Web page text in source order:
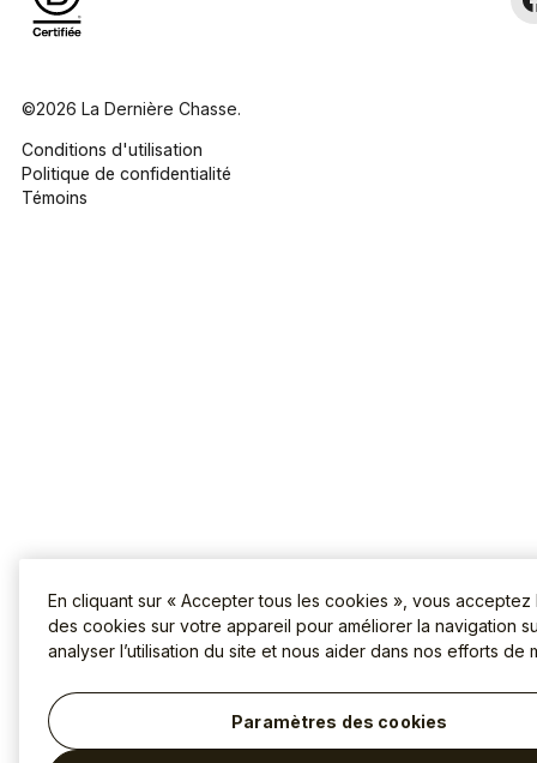
©2026 La Dernière Chasse.
Conditions d'utilisation
Politique de confidentialité
Témoins
En cliquant sur « Accepter tous les cookies », vous
des cookies sur votre appareil pour améliorer la navigation
analyser l’utilisation du site et nous aider dans nos efforts de
Paramètres des cookies